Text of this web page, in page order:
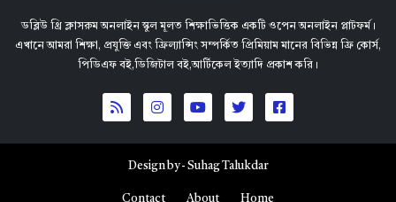
ডব্লিউ থ্রি ক্লাসরুম অনলাইন স্কুল মূলত শিক্ষাভিত্তিক একটি ওপেন অনলাইন প্লাটফর্ম।
এখানে আমরা শিক্ষা, প্রযুক্তি এবং ফ্রিল্যান্সিং সম্পর্কিত প্রিমিয়াম মানের বিভিন্ন ফ্রি কোর্স,
পিডিএফ বই,ডিজিটাল বই,আর্টিকেল ইত্যাদি প্রকাশ করি।
Design by - Suhag Talukdar
Home
About
Contact